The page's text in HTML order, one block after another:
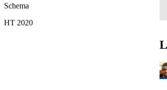
Schema
HT 2020